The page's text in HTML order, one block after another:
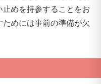
めを持参することをお
めには事前の準備が欠